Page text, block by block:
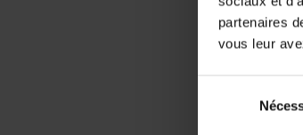
partenaires
vous leur